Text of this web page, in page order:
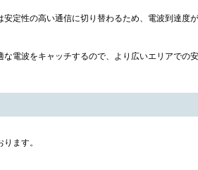
安定性の高い通信に切り替わるため、電波到達度が
な電波をキャッチするので、より広いエリアでの
ます。